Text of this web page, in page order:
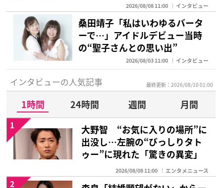
2026/08/08 11:00 インタビュー
桑田靖子「私はいわゆるバータ
ーで…」アイドルデビュー当時
の“聖子さんとの思い出”
2026/08/03 11:00 インタビュー
インタビューの人気記事 最終更新：2026/08/10 01:00
1時間 24時間 週間
月間
大野智 “お気に入りの場所”に
出没し…左腕の“びっしりタト
ゥー”に現れた「驚きの異変」
2026/08/08 11:00 エンタメニュース
1
2